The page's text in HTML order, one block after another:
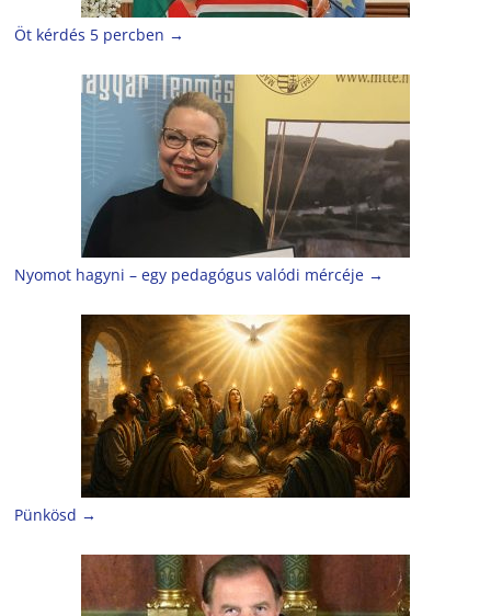
Öt kérdés 5 percben →
Nyomot hagyni – egy pedagógus valódi mércéje →
Pünkösd →